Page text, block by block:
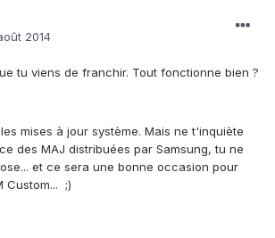
2014
tu viens de franchir. Tout fonctionne bien ?
mises à jour système. Mais ne t'inquiète
des MAJ distribuées par Samsung, tu ne
et ce sera une bonne occasion pour
Custom... ;)